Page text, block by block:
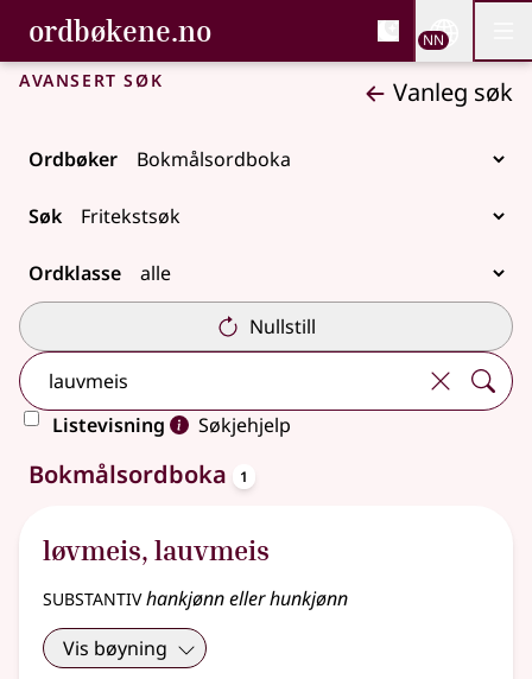
Gå til hovudinnhald
Tilgjenge
ordbøkene.no, Bokmålsordboka og
Bokmålsordboka og Nynorskordboka
NN
Avansert søk Vanleg søk
Ordbøker
Søk
Ordklasse
Nullstill
Listevisning
Søkjehjelp
Eitt treff
Bokmålsordboka 1
løvmeis, lauvmeis
substantivhankjønn eller hunkjønn
Vis bøyning